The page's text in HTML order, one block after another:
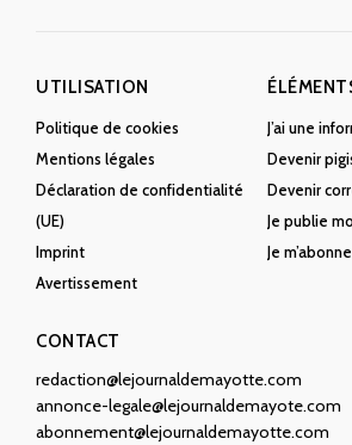
UTILISATION
Politique de cookies
Mentions légales
Déclaration de confidentialité
(UE)
Imprint
Avertissement
J’ai une
Devenir
Devenir
Je publie
Je m’abonne
CONTACT
redaction@lejournaldemayotte.com
annonce-legale@lejournaldemayote.com
abonnement@lejournaldemayotte.com